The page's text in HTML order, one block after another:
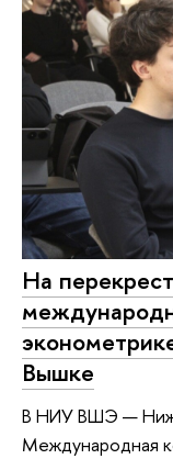
На
Вышке
В НИУ ВШЭ —
Международная